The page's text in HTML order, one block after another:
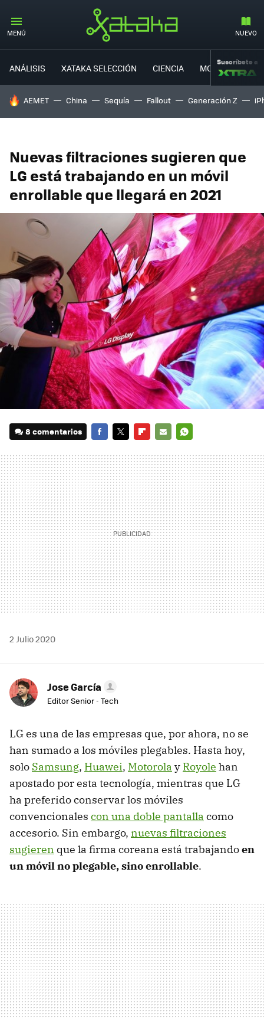
MENÚ NUEVO
ANÁLISIS XATAKA SELECCIÓN CIENCIA MOVILIDAD
Suscríbete a
HOY SE HABLA DE
AEMET China Sequía Fallout Generación Z
Nuevas filtraciones sugieren que
LG está trabajando en un móvil
enrollable que llegará en 2021
8 comentarios
MAIL
2 Julio 2020
Jose García
Editor Senior - Tech
LG es una de las empresas que, por ahora, no se
han sumado a los móviles plegables. Hasta hoy,
solo Samsung, Huawei, Motorola y Royole han
apostado por esta tecnología, mientras que LG
ha preferido conservar los móviles
convencionales con una doble pantalla como
accesorio. Sin embargo, nuevas filtraciones
sugieren que la firma coreana está trabajandoen
un móvil no plegable, sino enrollable.